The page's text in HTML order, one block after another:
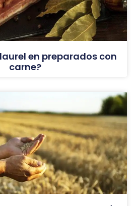
en preparados con
carne?